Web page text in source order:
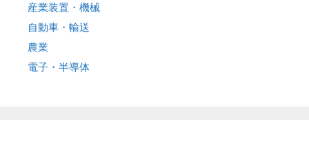
産業装置・機械
自動車・輸送
農業
電子・半導体